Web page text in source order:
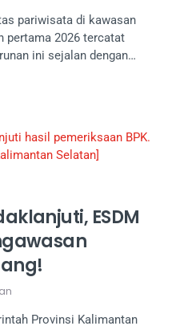
pariwisata di kawasan
pertama 2026 tercatat
ini sejalan dengan…
ESDM
Provinsi Kalimantan